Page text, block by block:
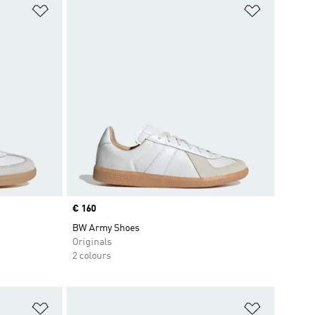
Price
€ 160
BW Army Shoes
Originals
2 colours